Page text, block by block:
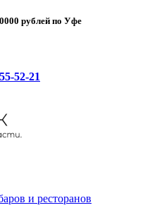
рублей по Уфе
52-21
и ресторанов